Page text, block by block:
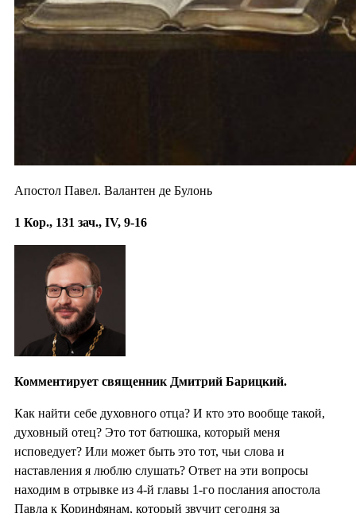
Апостол Павел. Валантен де Булонь
1 Кор., 131 зач., IV, 9-16
Комментирует священник Дмитрий Барицкий.
Как найти себе духовного отца? И кто это вообще такой,
духовный отец? Это тот батюшка, который меня
исповедует? Или может быть это тот, чьи слова и
наставления я люблю слушать? Ответ на эти вопросы
находим в отрывке из 4-й главы 1-го послания апостола
Павла к Коринфянам, который звучит сегодня за